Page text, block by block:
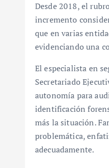
Desde 2018, el
incremento
que en varias
evidenciando una
El especialista en
Secretariado
autonomía para
identificación
más la situación.
problemática,
adecuadamente.